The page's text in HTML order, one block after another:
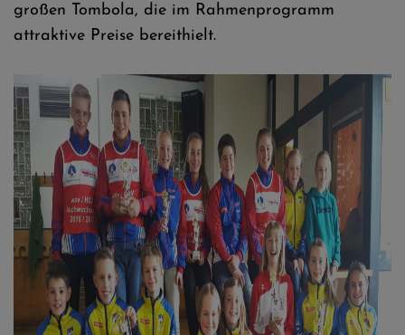
großen Tombola, die im Rahmenprogramm
attraktive Preise bereithielt.